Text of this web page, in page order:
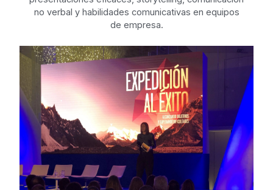
no verbal y habilidades comunicativas en equipos
de empresa.